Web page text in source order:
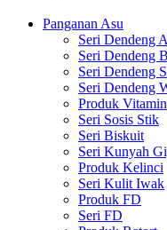
Panganan Asu
Seri Dendeng
Seri Dendeng
Seri Dendeng
Seri Dendeng
Produk Vitamin
Seri Sosis Stik
Seri Biskuit
Seri Kunyah
Produk Kelinci
Seri Kulit Iwak
Produk FD
Seri FD